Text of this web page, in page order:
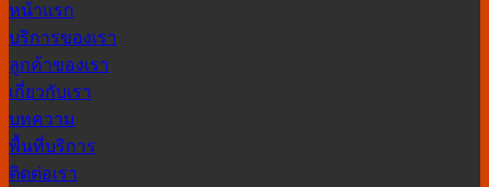
หน้าแรก
บริการของเรา
ลูกค้าของเรา
เกี่ยวกับเรา
บทความ
พื้นที่บริการ
ติดต่อเรา